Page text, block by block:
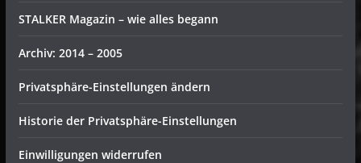
STALKER Magazin – wie alles begann
Archiv: 2014 – 2005
Privatsphäre-Einstellungen ändern
Historie der Privatsphäre-Einstellungen
Einwilligungen widerrufen